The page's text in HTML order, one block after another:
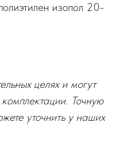
изопол 20-
целях и могут
Точную
уточнить у наших